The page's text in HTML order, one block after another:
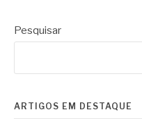
Pesquisar
ARTIGOS EM DESTAQUE